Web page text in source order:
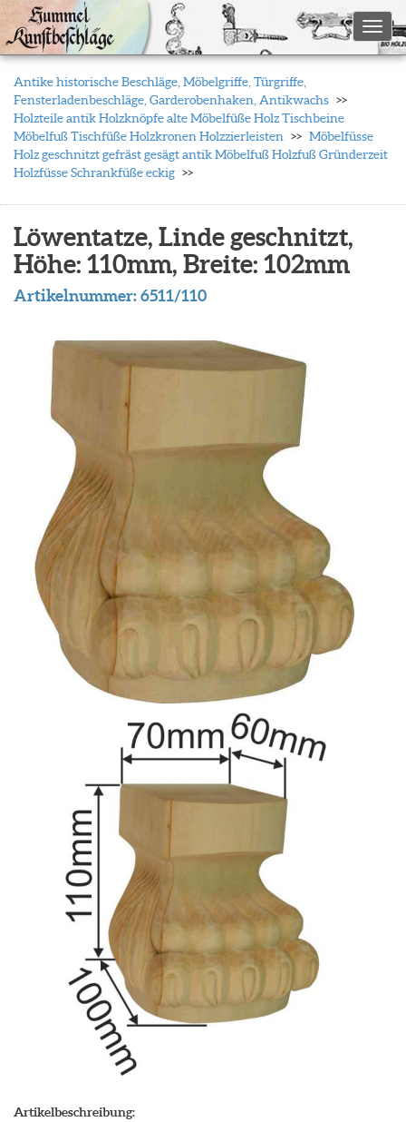
Antike historische Beschläge, Möbelgriffe, Türgriffe,
Fensterladenbeschläge, Garderobenhaken, Antikwachs
Holzteile antik Holzknöpfe alte Möbelfüße Holz Tischbeine
Möbelfuß Tischfüße Holzkronen Holzzierleisten
Möbelfüsse
Holz geschnitzt gefräst gesägt antik Möbelfuß Holzfuß Gründerzeit
Holzfüsse Schrankfüße eckig
Löwentatze, Linde geschnitzt,
Höhe: 110mm, Breite: 102mm
Artikelnummer:6511/110
Artikelbeschreibung: